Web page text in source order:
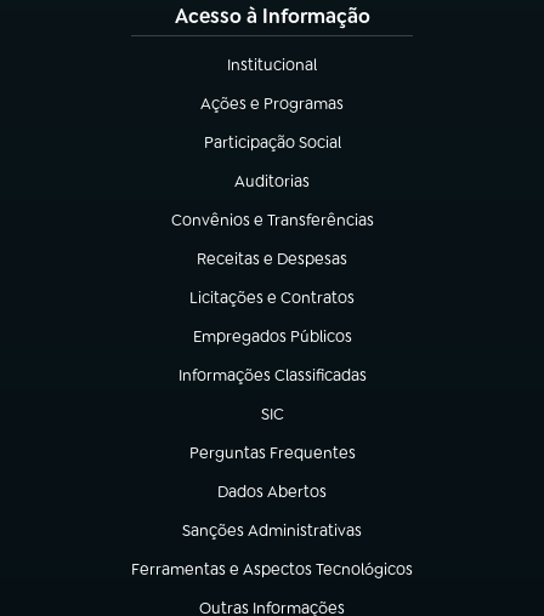
Acesso à Informação
Institucional
(abre em nova aba)
Ações e Programas
(abre em nova aba)
Participação Social
(abre em nova aba)
Auditorias
(abre em nova aba)
Convênios e Transferências
(abre em nova aba)
Receitas e Despesas
(abre em nova aba)
Licitações e Contratos
(abre em nova aba)
Empregados Públicos
(abre em nova aba)
Informações Classificadas
(abre em nova aba)
SIC
(abre em nova aba)
Perguntas Frequentes
(abre em nova aba)
Dados Abertos
(abre em nova aba)
Sanções Administrativas
(abre em nova aba)
Ferramentas e Aspectos Tecnológicos
(abre em nova aba)
Outras Informações